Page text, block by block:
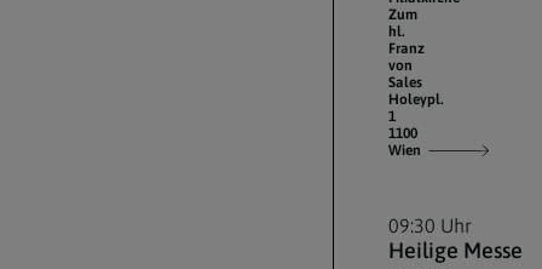
Zum
hl.
Franz
von
Sales
Holeypl.
1
1100
Wien
09:30 Uhr
Heilige Messe